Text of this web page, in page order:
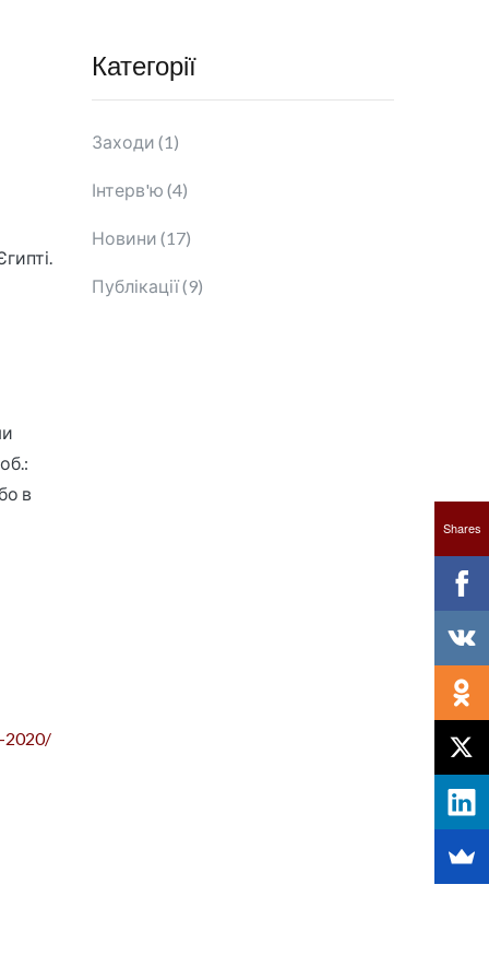
Категорії
Заходи (1)
Інтерв'ю (4)
Новини (17)
Публікації (9)
в
2020/
Shares